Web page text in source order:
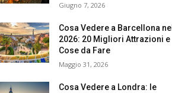
Giugno 7, 2026
Cosa Vedere a Barcellona nel
2026: 20 Migliori Attrazioni e
Cose da Fare
Maggio 31, 2026
Cosa Vedere a Londra: le